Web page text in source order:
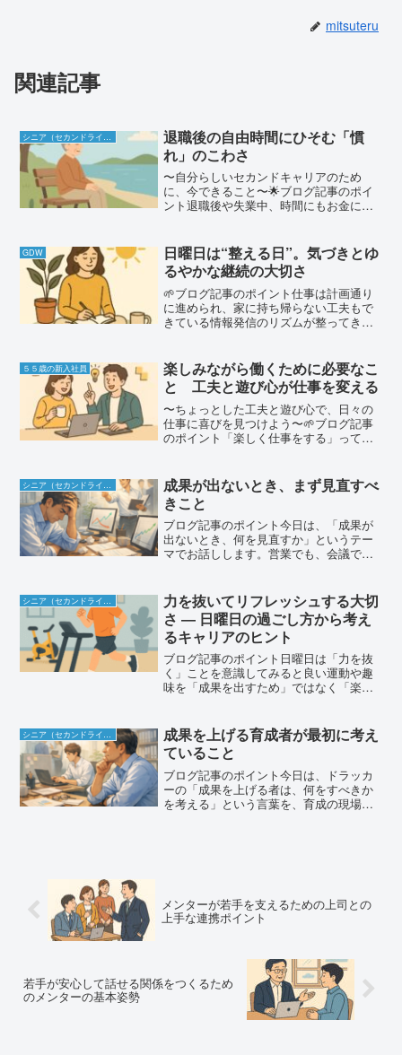
mitsuteru
関連記事
シニア（セカンドライフ）
退職後の自由時間にひそむ「慣
れ」のこわさ
〜自分らしいセカンドキャリアのため
に、今できること〜🌟ブログ記事のポイ
ント退職後や失業中、時間にもお金にも
も、実はその自由な生活に“慣れてしま
う”ことが、次のステップを...
GDW
日曜日は“整える日”。気づきとゆ
るやかな継続の大切さ
🌱ブログ記事のポイント仕事は計画通り
に進められ、家に持ち帰らない工夫もで
きている情報発信のリズムが整ってき
ゆるめたことで、気づきや学びが自然と
生まれてきた電子書籍などの...
５５歳の新入社員
楽しみながら働くために必要なこ
と 工夫と遊び心が仕事を変える
〜ちょっとした工夫と遊び心で、日々の
仕事に喜びを見つけよう〜🌱ブログ記事
のポイント「楽しく仕事をする」って、
ち込むことで、私たちは“働くことそのも
の”をもっと前向きに感...
シニア（セカンドライフ）
成果が出ないとき、まず見直すべ
きこと
ブログ記事のポイント今日は、「成果が
出ないとき、何を見直すか」というテー
マでお話しします。営業でも、会議で
れど現実は、設計しても、準備しても、
行動しても、すぐに成果が出...
シニア（セカンドライフ）
力を抜いてリフレッシュする大切
さ ― 日曜日の過ごし方から考え
るキャリアのヒント
ブログ記事のポイント日曜日は「力を抜
く」ことを意識してみると良い運動や趣
味を「成果を出すため」ではなく「楽し
「力を抜く時間」が必要リフレッシュ
が、次の一週間を元気に過ごす...
シニア（セカンドライフ）
成果を上げる育成者が最初に考え
ていること
ブログ記事のポイント今日は、ドラッカ
ーの「成果を上げる者は、何をすべきか
を考える」という言葉を、育成の現場に
メンターが若手を支えるための上司との
上手な連携ポイント
若手が安心して話せる関係をつくるため
のメンターの基本姿勢